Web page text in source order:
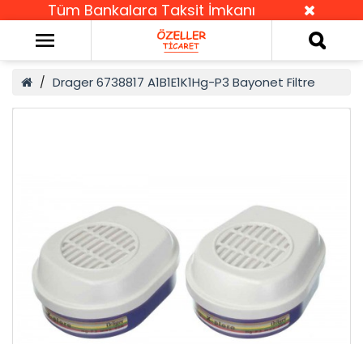
Tüm Bankalara Taksit İmkanı
Drager 6738817 A1B1E1K1Hg-P3 Bayonet Filtre